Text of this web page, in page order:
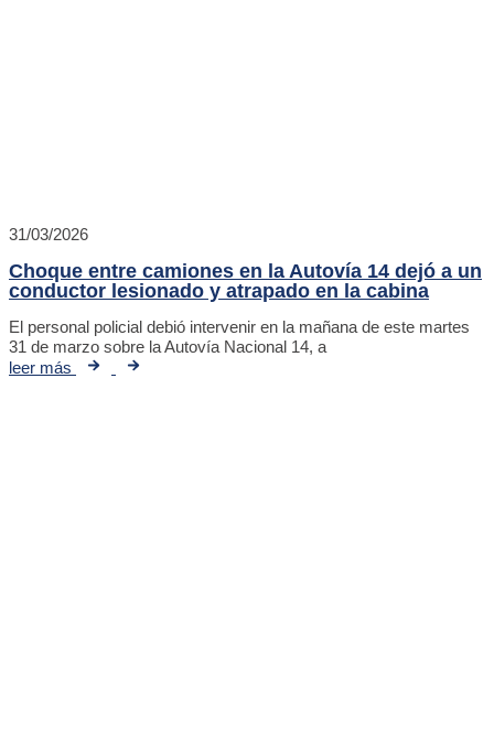
31/03/2026
Choque entre camiones en la Autovía 14 dejó a un
conductor lesionado y atrapado en la cabina
El personal policial debió intervenir en la mañana de este martes
31 de marzo sobre la Autovía Nacional 14, a
leer más